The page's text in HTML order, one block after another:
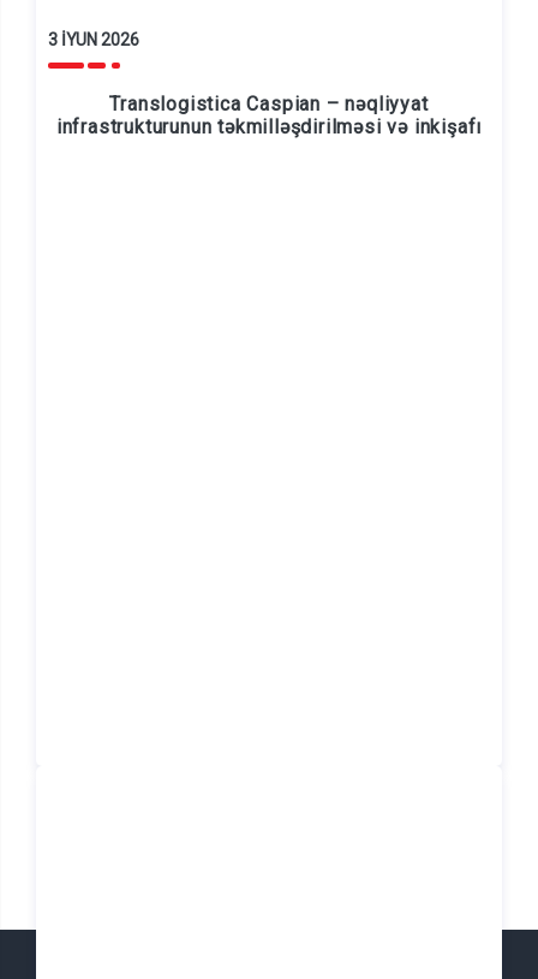
3 İYUN 2026
Translogistica Caspian – nəqliyyat
infrastrukturunun təkmilləşdirilməsi və inkişafı